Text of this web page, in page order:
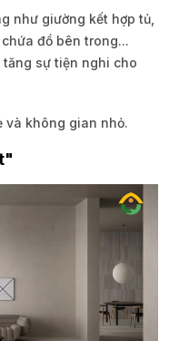
như giường kết hợp tủ,
đồ bên trong...
sự tiện nghi cho
và không gian nhỏ.